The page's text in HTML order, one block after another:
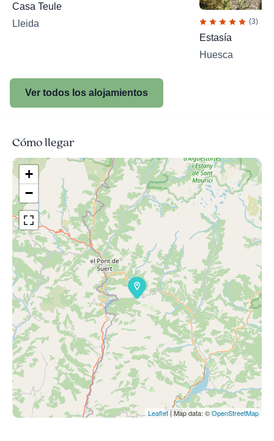
Casa Teule
Lleida
(3)
Estasía
Huesca
Ver todos los alojamientos
Cómo llegar
+
−
Leaflet| Map data: ©OpenStreetMap